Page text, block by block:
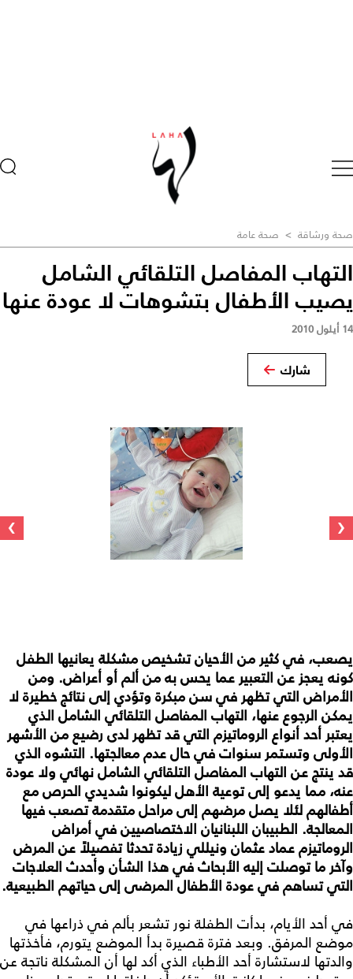
صحة ورشاقة > صحة عامة
التهاب المفاصل التلقائي الشامل
يصيب الأطفال بتشوهات لا عودة عنها
14 أيلول 2010
شارك
‹
›
يصعب، في كثير من الأحيان تشخيص مشكلة يعانيها الطفل
كونه يعجز عن التعبير عما يحس به من ألم أو أعراض. ومن
الأمراض التي تظهر في سن مبكرة وتؤدي إلى نتائج خطيرة لا
يمكن الرجوع عنها، التهاب المفاصل التلقائي الشامل الذي
يعتبر أحد أنواع الروماتيزم التي قد تظهر لدى رضيع من الأشهر
الأولى وتستمر سنوات في حال عدم معالجتها. التشوه الذي
قد ينتج عن التهاب المفاصل التلقائي الشامل نهائي ولا عودة
عنه، مما يدعو إلى توعية الأهل ليكونوا شديدي الحرص مع
أطفالهم لئلا يصل مرضهم إلى مراحل متقدمة تصعب فيها
المعالجة. الطبيبان اللبنانيان الاختصاصيين في أمراض
الروماتيزم عماد عثمان ونيللي زيادة تحدثا تفصيلاً عن المرض
وآخر ما توصلت إليه الأبحاث في هذا الشأن وأحدث العلاجات
التي تساهم في عودة الأطفال المرضى إلى حياتهم الطبيعية.
في أحد الأيام، بدأت الطفلة نور تشعر بألم في ذراعها في
موضع المرفق. وبعد فترة قصيرة بدأ الموضع يتورم، فأخذتها
والدتها لاستشارة أحد الأطباء الذي أكد لها أن المشكلة ناتجة عن